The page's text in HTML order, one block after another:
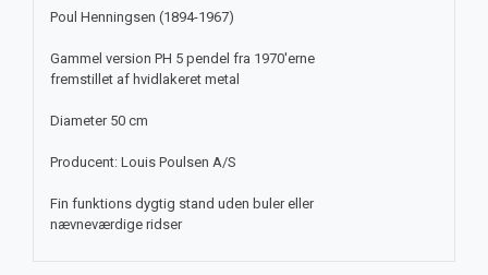
Poul Henningsen (1894-1967)
Gammel version PH 5 pendel fra 1970'erne
fremstillet af hvidlakeret metal
Diameter 50 cm
Producent: Louis Poulsen A/S
Fin funktions dygtig stand uden buler eller
nævneværdige ridser